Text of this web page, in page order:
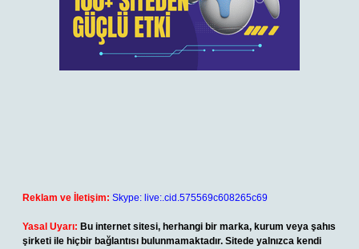
Reklam ve İletişim: Skype: live:.cid.575569c608265c69
Yasal Uyarı: Bu internet sitesi, herhangi bir marka, kurum veya şahıs
şirketi ile hiçbir bağlantısı bulunmamaktadır. Sitede yalnızca kendi